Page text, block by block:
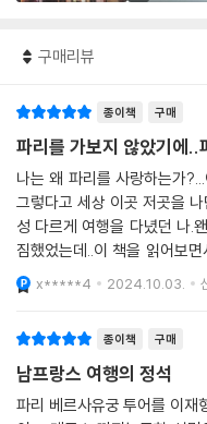
구매리뷰
종이책 구매
파리를 가보지 않았기에..
나는 왜 파리를 사랑하는가
그렇다고 세상 이곳 저곳을
성 다르게 여행을 다녔던 나.
짐했었는데..이 책을 읽어보
이....너무 많은 환상을 심어주는
x*****4 2024.10.03.
종이책 구매
남프랑스 여행의 정석
파리 베르사유궁 투어를 이재